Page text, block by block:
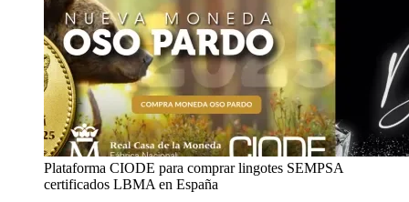
Plataforma CIODE para comprar lingotes SEMPSA
certificados LBMA en España